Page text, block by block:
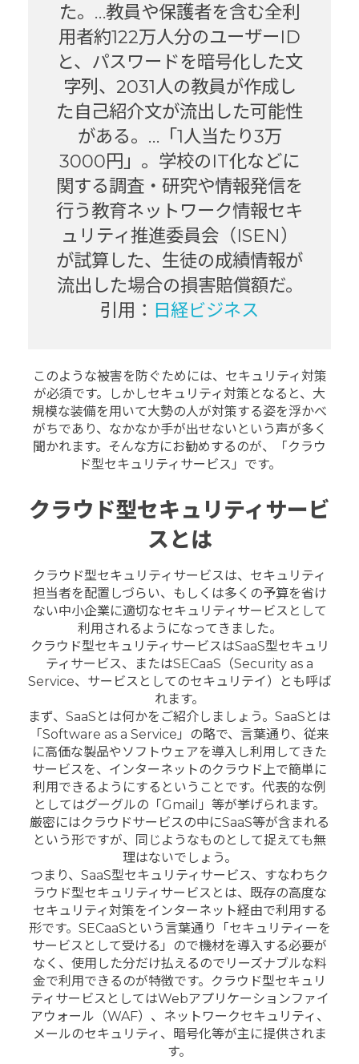
た。…教員や保護者を含む全利
用者約122万人分のユーザーID
と、パスワードを暗号化した文
字列、2031人の教員が作成し
た自己紹介文が流出した可能性
がある。…「1人当たり3万
3000円」。学校のIT化などに
関する調査・研究や情報発信を
行う教育ネットワーク情報セキ
ュリティ推進委員会（ISEN）
が試算した、生徒の成績情報が
流出した場合の損害賠償額だ。
引用： 日経ビジネス
このような被害を防ぐためには、セキュリティ対策
が必須です。しかしセキュリティ対策となると、大
規模な装備を用いて大勢の人が対策する姿を浮かべ
がちであり、なかなか手が出せないという声が多く
聞かれます。そんな方にお勧めするのが、「クラウ
ド型セキュリティサービス」です。
クラウド型セキュリティサービ
スとは
クラウド型セキュリティサービスは、セキュリティ
担当者を配置しづらい、もしくは多くの予算を省け
ない中小企業に適切なセキュリティサービスとして
利用されるようになってきました。
クラウド型セキュリティサービスはSaaS型セキュリ
ティサービス、またはSECaaS（Security as a
Service、サービスとしてのセキュリテイ）とも呼ば
れます。
まず、SaaSとは何かをご紹介しましょう。SaaSとは
「Software as a Service」の略で、言葉通り、従来
に高価な製品やソフトウェアを導入し利用してきた
サービスを、インターネットのクラウド上で簡単に
利用できるようにするということです。代表的な例
としてはグーグルの「Gmail」等が挙げられます。
厳密にはクラウドサービスの中にSaaS等が含まれる
という形ですが、同じようなものとして捉えても無
理はないでしょう。
つまり、SaaS型セキュリティサービス、すなわちク
ラウド型セキュリティサービスとは、既存の高度な
セキュリティ対策をインターネット経由で利用する
形です。SECaaSという言葉通り「セキュリティーを
サービスとして受ける」ので機材を導入する必要が
なく、使用した分だけ払えるのでリーズナブルな料
金で利用できるのが特徴です。クラウド型セキュリ
ティサービスとしてはWebアプリケーションファイ
アウォール（WAF）、ネットワークセキュリティ、
メールのセキュリティ、暗号化等が主に提供されま
す。